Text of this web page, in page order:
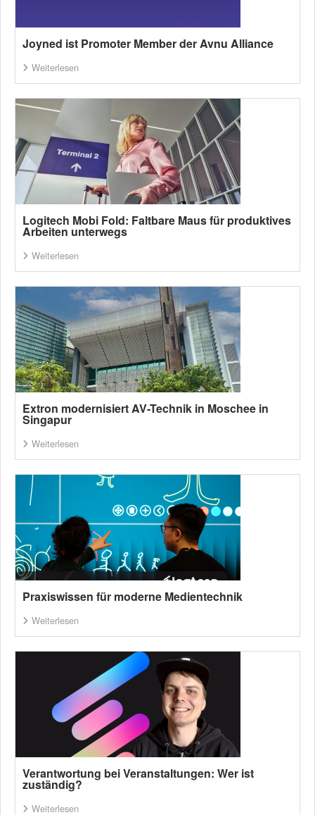
Joyned ist Promoter Member der Avnu Alliance
Weiterlesen
Logitech Mobi Fold: Faltbare Maus für produktives
Arbeiten unterwegs
Weiterlesen
Extron modernisiert AV-Technik in Moschee in
Singapur
Weiterlesen
Praxiswissen für moderne Medientechnik
Weiterlesen
Verantwortung bei Veranstaltungen: Wer ist
zuständig?
Weiterlesen